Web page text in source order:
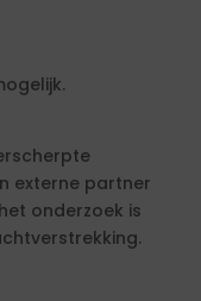
externe partner
onderzoek is